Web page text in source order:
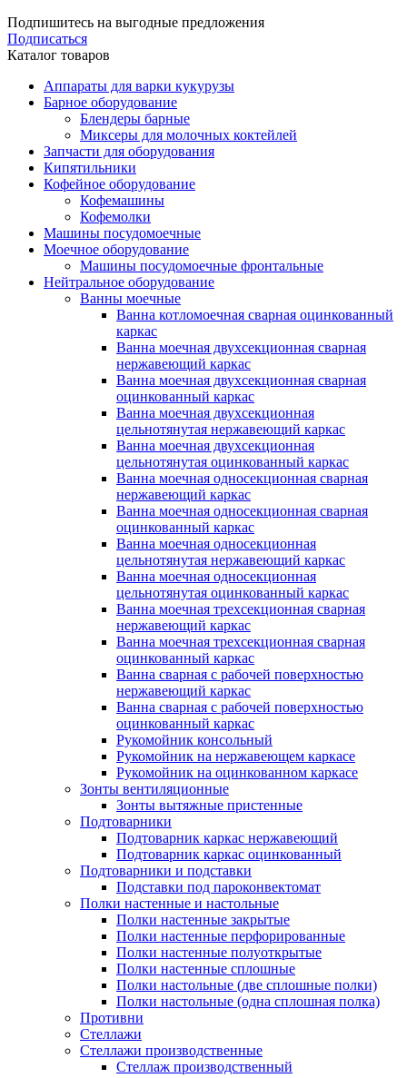
Подпишитесь на выгодные предложения
Подписаться
Каталог товаров
Аппараты для варки кукурузы
Барное оборудование
Блендеры барные
Миксеры для молочных коктейлей
Запчасти для оборудования
Кипятильники
Кофейное оборудование
Кофемашины
Кофемолки
Машины посудомоечные
Моечное оборудование
Машины посудомоечные фронтальные
Нейтральное оборудование
Ванны моечные
Ванна котломоечная сварная оцинкованный
каркас
Ванна моечная двухсекционная сварная
нержавеющий каркас
Ванна моечная двухсекционная сварная
оцинкованный каркас
Ванна моечная двухсекционная
цельнотянутая нержавеющий каркас
Ванна моечная двухсекционная
цельнотянутая оцинкованный каркас
Ванна моечная односекционная сварная
нержавеющий каркас
Ванна моечная односекционная сварная
оцинкованный каркас
Ванна моечная односекционная
цельнотянутая нержавеющий каркас
Ванна моечная односекционная
цельнотянутая оцинкованный каркас
Ванна моечная трехсекционная сварная
нержавеющий каркас
Ванна моечная трехсекционная сварная
оцинкованный каркас
Ванна сварная с рабочей поверхностью
нержавеющий каркас
Ванна сварная с рабочей поверхностью
оцинкованный каркас
Рукомойник консольный
Рукомойник на нержавеющем каркасе
Рукомойник на оцинкованном каркасе
Зонты вентиляционные
Зонты вытяжные пристенные
Подтоварники
Подтоварник каркас нержавеющий
Подтоварник каркас оцинкованный
Подтоварники и подставки
Подставки под пароконвектомат
Полки настенные и настольные
Полки настенные закрытые
Полки настенные перфорированные
Полки настенные полуоткрытые
Полки настенные сплошные
Полки настольные (две сплошные полки)
Полки настольные (одна сплошная полка)
Противни
Стеллажи
Стеллажи производственные
Стеллаж производственный